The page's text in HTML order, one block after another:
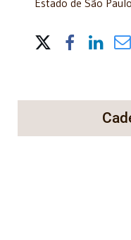
Share on